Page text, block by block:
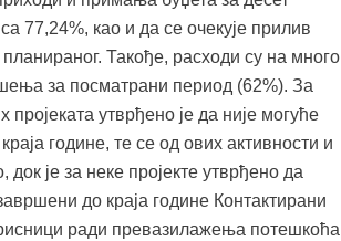
77,24%, као и да се очекује прилив
Такође, расходи су на много
за посматрани период (62%). За
пројеката утврђено је да није могуће
године, те се од ових активности и
док је за неке пројекте утврђено да
до краја године Контактирани
ради превазилажења потешкоћа